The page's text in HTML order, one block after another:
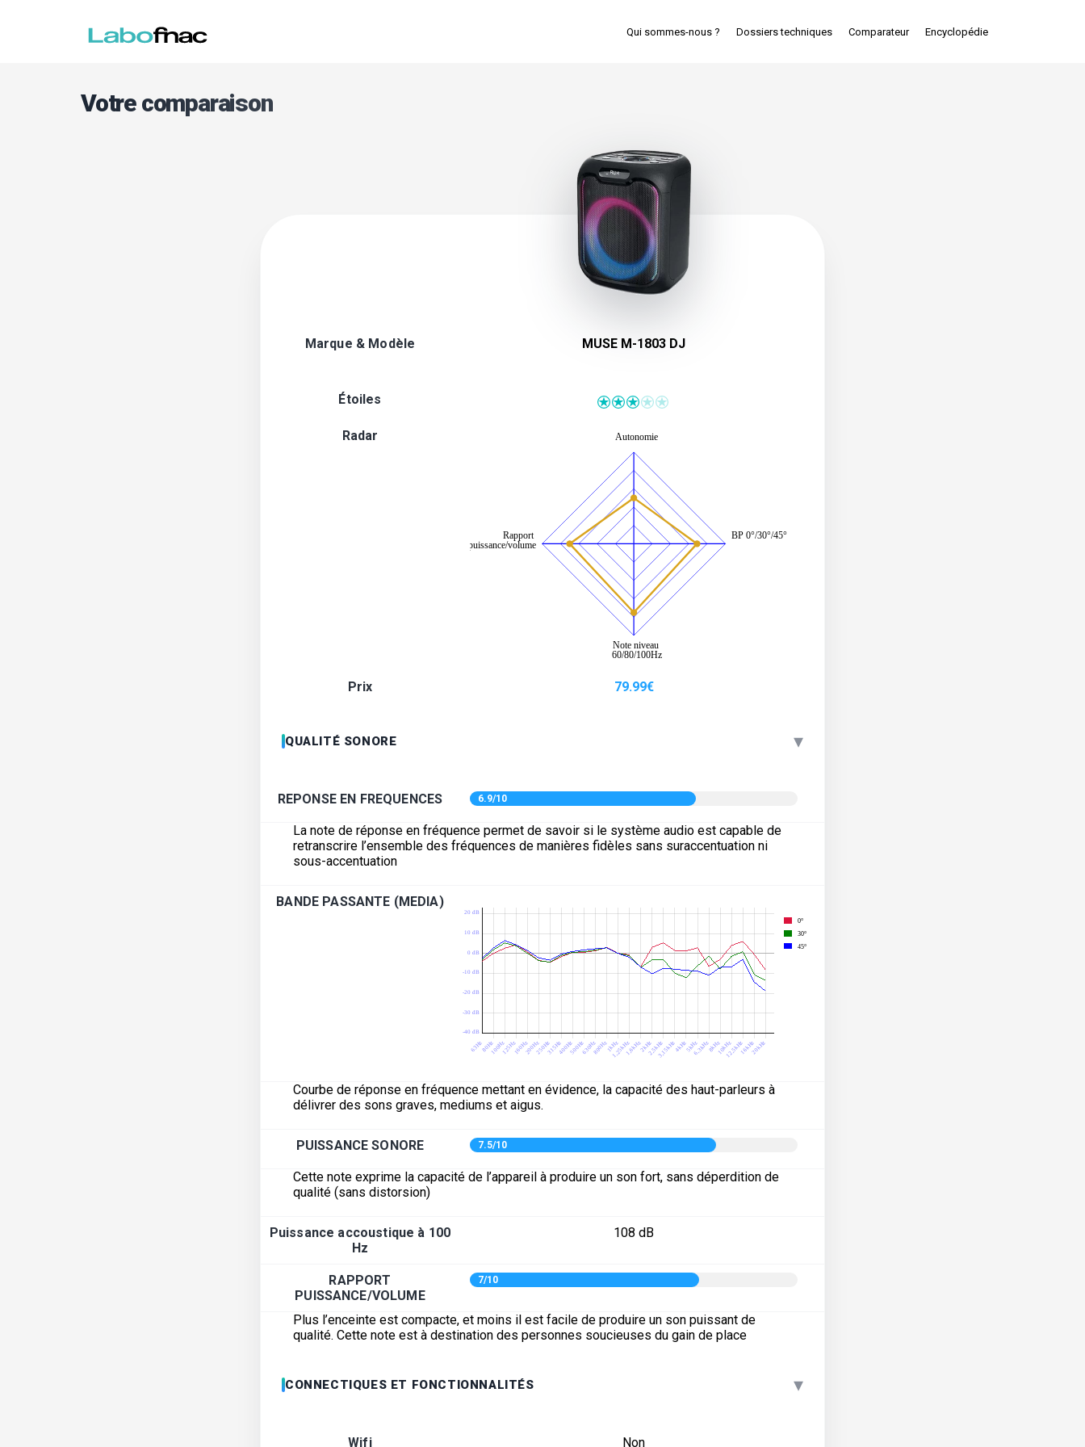
Qui sommes-nous ? Dossiers techniques Comparateur Encyclopédie
Votre comparaison
Marque & Modèle MUSE M-1803 DJ
Étoiles
Radar
Prix 79.99€
QUALITÉ SONORE ▾
REPONSE EN FREQUENCES 6.9/10
La note de réponse en fréquence permet de savoir si le système audio est capable de
retranscrire l’ensemble des fréquences de manières fidèles sans suraccentuation ni
sous-accentuation
BANDE PASSANTE (MEDIA)
Courbe de réponse en fréquence mettant en évidence, la capacité des haut-parleurs à
délivrer des sons graves, mediums et aigus.
PUISSANCE SONORE 7.5/10
Cette note exprime la capacité de l’appareil à produire un son fort, sans déperdition de
qualité (sans distorsion)
Puissance accoustique à 100
Hz
108 dB
RAPPORT
PUISSANCE/VOLUME
7/10
Plus l’enceinte est compacte, et moins il est facile de produire un son puissant de
qualité. Cette note est à destination des personnes soucieuses du gain de place
CONNECTIQUES ET FONCTIONNALITÉS ▾
Wifi Non